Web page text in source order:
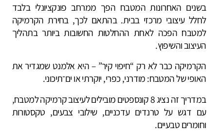
בשנים האחרונות המטבח הפך ממרחב פונקציונלי בלבד
לחלל עיצובי מרכזי בבית. בהתאם לכך, בחירת הקרמיקה
למטבח הפכה לאחת ההחלטות החשובות ביותר בתהליך
העיצוב והשיפוץ.
הקרמיקה כבר לא רק “חיפוי קיר” – היא אלמנט שמגדיר את
האופי של המטבח: מודרני, כפרי, יוקרתי או ים־תיכוני.
במדריך זה נציג 8 קונספטים מובילים לעיצוב קרמיקה למטבח,
עם דגש על טרנדים עדכניים, שילובי צבעים, טקסטורות
וחומרים טבעיים.